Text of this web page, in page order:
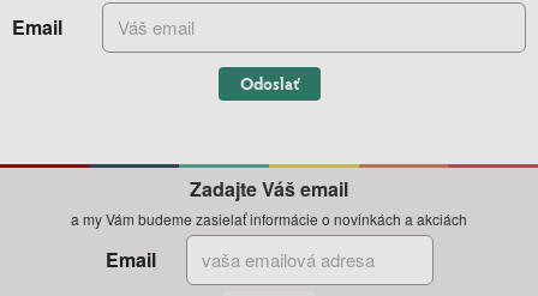
Email
Odoslať
Zadajte Váš email
a my Vám budeme zasielať informácie o novinkách a akciách
Email